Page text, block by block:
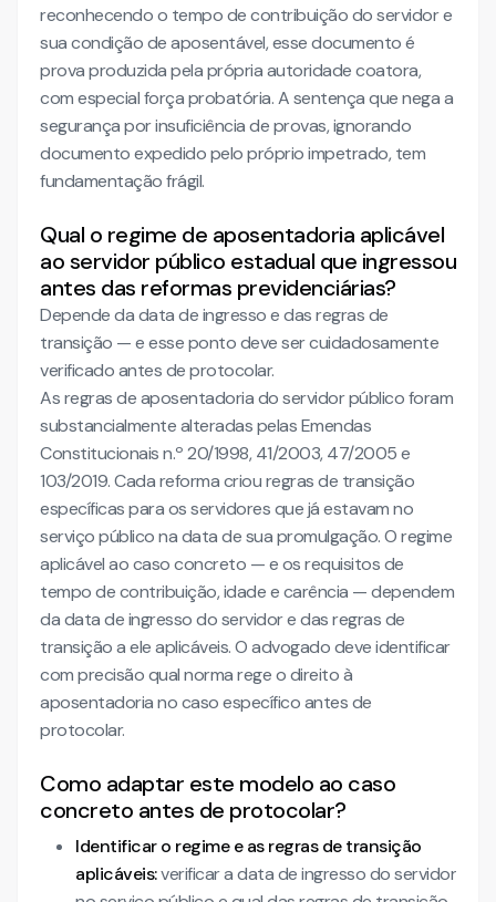
reconhecendo o tempo de contribuição do servidor e
sua condição de aposentável, esse documento é
prova produzida pela própria autoridade coatora,
com especial força probatória. A sentença que nega a
segurança por insuficiência de provas, ignorando
documento expedido pelo próprio impetrado, tem
fundamentação frágil.
Qual o regime de aposentadoria aplicável
ao servidor público estadual que ingressou
antes das reformas previdenciárias?
Depende da data de ingresso e das regras de
transição — e esse ponto deve ser cuidadosamente
verificado antes de protocolar.
As regras de aposentadoria do servidor público foram
substancialmente alteradas pelas Emendas
Constitucionais n.º 20/1998, 41/2003, 47/2005 e
103/2019. Cada reforma criou regras de transição
específicas para os servidores que já estavam no
serviço público na data de sua promulgação. O regime
aplicável ao caso concreto — e os requisitos de
tempo de contribuição, idade e carência — dependem
da data de ingresso do servidor e das regras de
transição a ele aplicáveis. O advogado deve identificar
com precisão qual norma rege o direito à
aposentadoria no caso específico antes de
protocolar.
Como adaptar este modelo ao caso
concreto antes de protocolar?
Identificar o regime e as regras de transição
aplicáveis:verificar a data de ingresso do servidor